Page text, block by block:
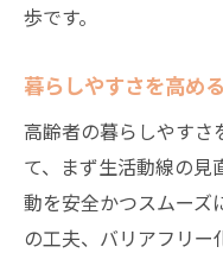
歩です。
暮らしやすさを高め
高齢者の暮らしやすさ
て、まず生活動線の見
動を安全かつスムーズ
の工夫、バリアフリー